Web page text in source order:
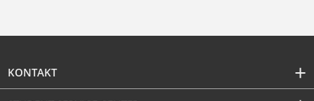
KONTAKT